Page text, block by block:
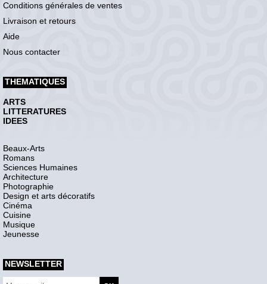
Conditions générales de ventes
Livraison et retours
Aide
Nous contacter
THEMATIQUES
ARTS
LITTERATURES
IDEES
Beaux-Arts
Romans
Sciences Humaines
Architecture
Photographie
Design et arts décoratifs
Cinéma
Cuisine
Musique
Jeunesse
NEWSLETTER